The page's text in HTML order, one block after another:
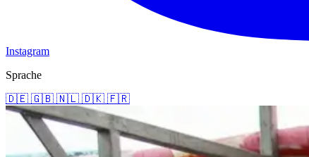
Instagram
Sprache
🇩🇪 🇬🇧 🇳🇱 🇩🇰 🇫🇷